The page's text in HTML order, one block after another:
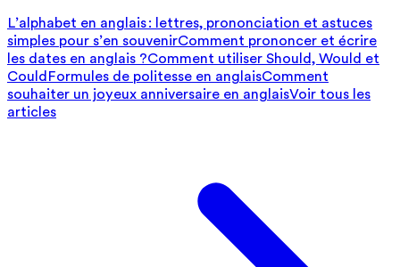
L’alphabet en anglais : lettres, prononciation et astuces
simples pour s’en souvenirComment prononcer et écrire
les dates en anglais ?Comment utiliser Should, Would et
Could Formules de politesse en anglaisComment
souhaiter un joyeux anniversaire en anglaisVoir tous les
articles